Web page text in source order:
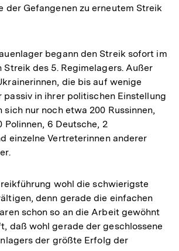
der Gefangenen zu erneutem Streik
begann den Streik sofort im
Streik des 5. Regimelagers. Außer
die bis auf wenige
passiv in ihrer politischen Einstellung
sich nur noch etwa 200 Russinnen,
Polinnen, 6 Deutsche, 2
einzelne Vertreterinnen anderer
wohl die schwierigste
denn gerade die einfachen
schon so an die Arbeit gewöhnt
daß wohl gerade der geschlossene
der größte Erfolg der